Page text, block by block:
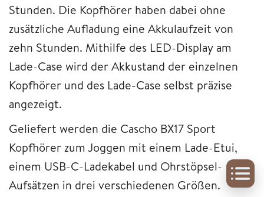
Stunden. Die Kopfhörer haben dabei ohne
zusätzliche Aufladung eine Akkulaufzeit von
zehn Stunden. Mithilfe des LED-Display am
Lade-Case wird der Akkustand der einzelnen
Kopfhörer und des Lade-Case selbst präzise
angezeigt.
Geliefert werden die Cascho BX17 Sport
Kopfhörer zum Joggen mit einem Lade-Etui,
einem USB-C-Ladekabel und Ohrstöpsel-
Aufsätzen in drei verschiedenen Größen.